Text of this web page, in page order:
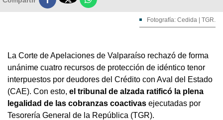
Fotografía: Cedida | TGR.
La Corte de Apelaciones de Valparaíso rechazó de forma
unánime cuatro recursos de protección de idéntico tenor
interpuestos por deudores del Crédito con Aval del Estado
(CAE). Con esto, el tribunal de alzada ratificó la plena
legalidad de las cobranzas coactivas ejecutadas por
Tesorería General de la República (TGR).